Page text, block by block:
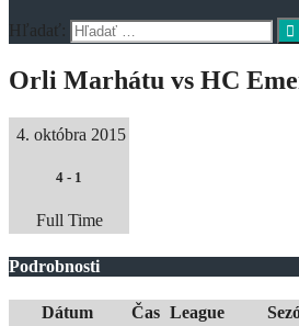
Hľadať:
Orli Marhátu vs HC
4. októbra 2015
4 - 1
Full Time
Podrobnosti
Dátum Čas League